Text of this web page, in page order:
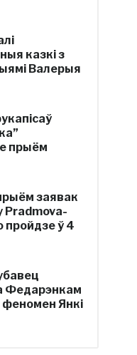
казкі з
Валерыя
прыём
заявак
Pradmova-
пройдзе ў 4
Федарэнкам
Янкі